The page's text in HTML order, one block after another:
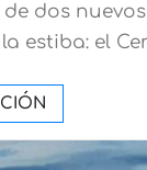
dos
estiba: el